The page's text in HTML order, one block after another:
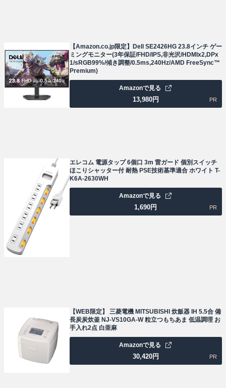
【Amazon.co.jp限定】Dell SE2426HG 23.8インチ ゲー
ミングモニター(3年保証/FHD/IPS,非光沢/HDMIx2,DPx
1/sRGB99%/傾き調整/0.5ms,240Hz/AMD FreeSync™
Premium)
13,980円
Amazonで見る
PR
エレコム 電源タップ 6個口 3m 雷ガード 個別スイッチ
ほこりシャッター付 耐熱 PSE技術基準適合 ホワイト T-
K6A-2630WH
1,690円
Amazonで見る
PR
【WEB限定】 三菱電機 MITSUBISHI 炊飯器 IH 5.5合 備
長炭炭炊釜 NJ-VS10GA-W 粒立つもちあま 低温調理 お
手入れ2点 白亜麻
30,420円
Amazonで見る
PR